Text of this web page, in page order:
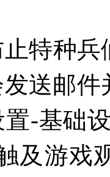
止特种
送邮
-基础
及游戏